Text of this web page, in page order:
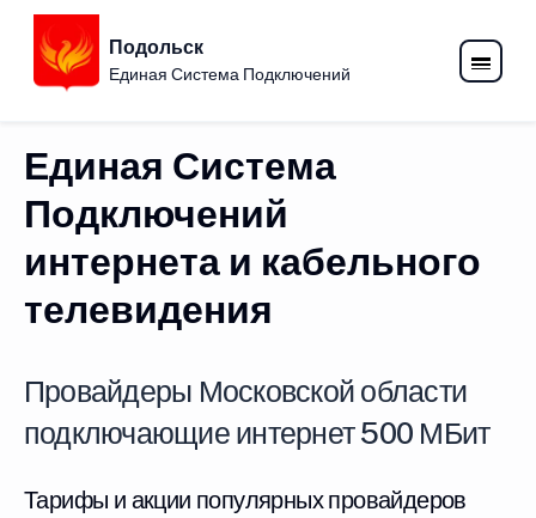
Подольск
Единая Система Подключений
Единая Система
Подключений
интернета и кабельного
телевидения
Провайдеры Московской области
подключающие интернет 500 МБит
Тарифы и акции популярных провайдеров